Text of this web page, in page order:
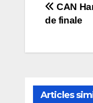
CAN
de finale
Articles